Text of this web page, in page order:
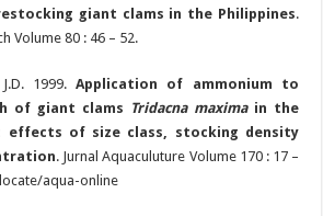
giant clams in the Philippines.
Volume 80 : 46 – 52.
1999.Application of ammonium to
of giant clams
Tridacna maximain the
effects of size class, stocking density
. Jurnal Aquaculuture Volume 170 : 17 –
aqua-online